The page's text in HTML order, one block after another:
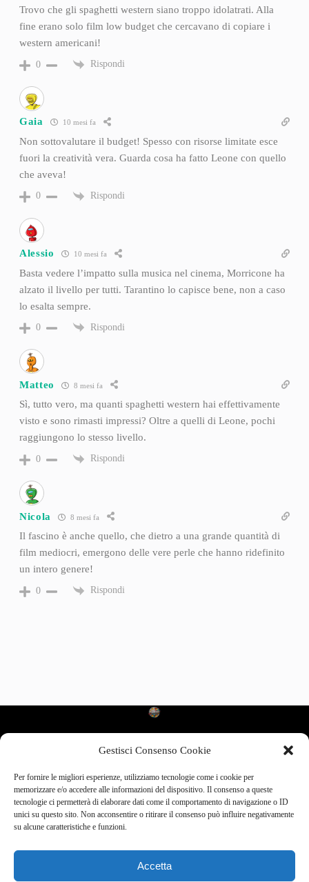
Gestisci Consenso Cookie
Per fornire le migliori esperienze, utilizziamo tecnologie come i cookie per
memorizzare e/o accedere alle informazioni del dispositivo. Il consenso a queste
tecnologie ci permetterà di elaborare dati come il comportamento di navigazione o ID
unici su questo sito. Non acconsentire o ritirare il consenso può influire negativamente
su alcune caratteristiche e funzioni.
Accetta
Trovo che gli spaghetti western siano troppo idolatrati. Alla
fine erano solo film low budget che cercavano di copiare i
western americani!
0 Rispondi
Gaia 10 mesi fa
Non sottovalutare il budget! Spesso con risorse limitate esce
fuori la creatività vera. Guarda cosa ha fatto Leone con quello
che aveva!
0 Rispondi
Alessio 10 mesi fa
Basta vedere l’impatto sulla musica nel cinema, Morricone ha
alzato il livello per tutti. Tarantino lo capisce bene, non a caso
lo esalta sempre.
0 Rispondi
Matteo 8 mesi fa
Sì, tutto vero, ma quanti spaghetti western hai effettivamente
visto e sono rimasti impressi? Oltre a quelli di Leone, pochi
raggiungono lo stesso livello.
0 Rispondi
Nicola 8 mesi fa
Il fascino è anche quello, che dietro a una grande quantità di
film mediocri, emergono delle vere perle che hanno ridefinito
un intero genere!
0 Rispondi
Cinema d’Autore
Cult da Recuperare
Dietro le Quinte
Film che Hanno Fatto Storia
Il Cinema che Cambia
Recensioni